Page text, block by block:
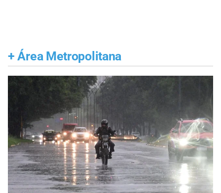
+ Área Metropolitana